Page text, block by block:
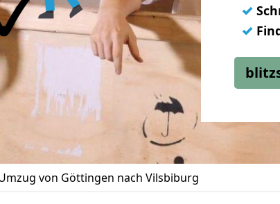
✓
✓
von Göttingen nach Vilsbiburg